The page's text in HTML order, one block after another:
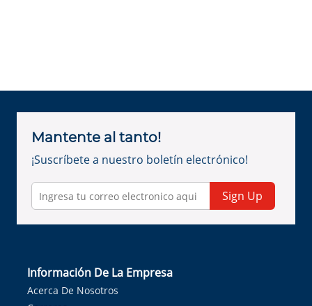
Mantente al tanto!
¡Suscríbete a nuestro boletín electrónico!
Sign Up
Información De La Empresa
Acerca De Nosotros